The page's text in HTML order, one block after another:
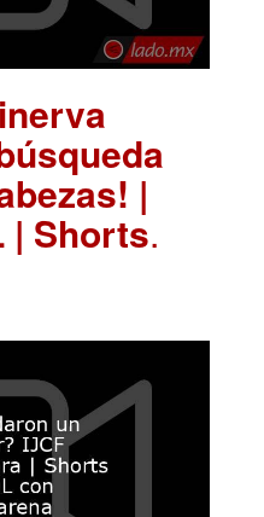
|
| Shorts.